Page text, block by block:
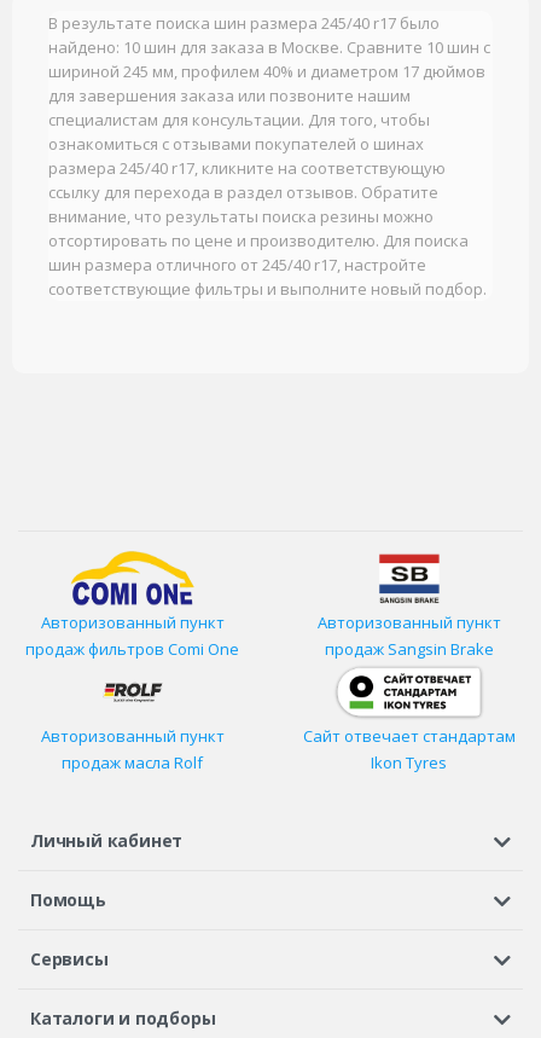
В результате поиска шин размера 245/40 r17 было
найдено: 10 шин для заказа в Москве. Сравните 10 шин с
шириной 245 мм, профилем 40% и диаметром 17 дюймов
для завершения заказа или позвоните нашим
специалистам для консультации. Для того, чтобы
ознакомиться с отзывами покупателей о шинах
размера 245/40 r17, кликните на соответствующую
ссылку для перехода в раздел отзывов. Обратите
внимание, что результаты поиска резины можно
отсортировать по цене и производителю. Для поиска
шин размера отличного от 245/40 r17, настройте
соответствующие фильтры и выполните новый подбор.
Авторизованный пункт
продаж фильтров Comi One
Авторизованный пункт
продаж Sangsin Brake
Авторизованный пункт
продаж масла Rolf
Сайт отвечает стандартам
Ikon Tyres
Личный кабинет
Регистрация или вход
Помощь
Шины в кредит
Сервисы
Автосервисы Бонусная программа
Каталоги и подборы